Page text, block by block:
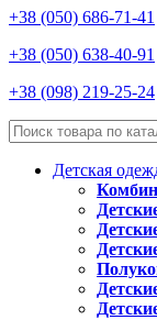
+38 (050) 686-71-41
+38 (050) 638-40-91
+38 (098) 219-25-24
Детская